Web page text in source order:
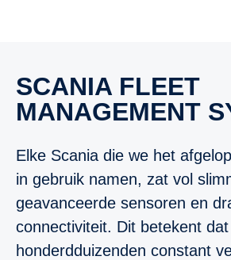
SCANIA FLEET
MANAGEMENT
Elke Scania die we het
in gebruik namen, zat vol
geavanceerde sensoren en
connectiviteit. Dit betekent
honderdduizenden constant